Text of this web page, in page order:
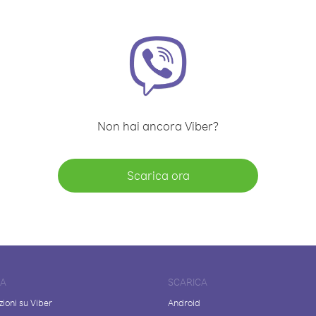
Non hai ancora Viber?
Scarica ora
su Viber
SCARICA
Android